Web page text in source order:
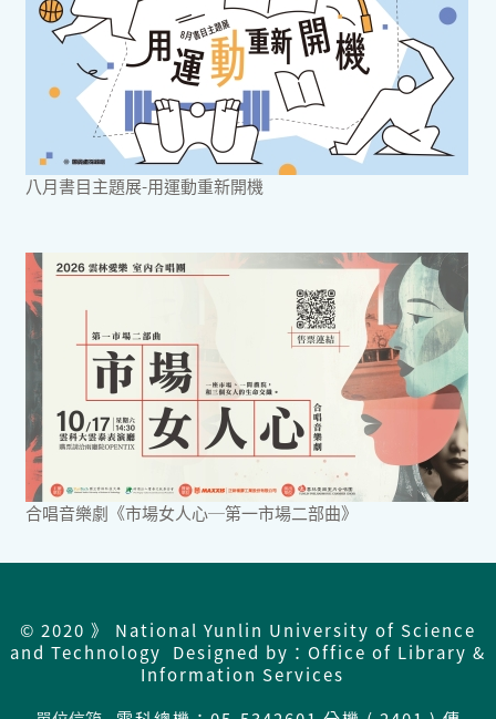
八月書目主題展-用運動重新開機
合唱音樂劇《市場女人心─第一市場二部曲》
© 2020 》 National Yunlin University of Science
and Technology Designed by：Office of Library &
Information Services